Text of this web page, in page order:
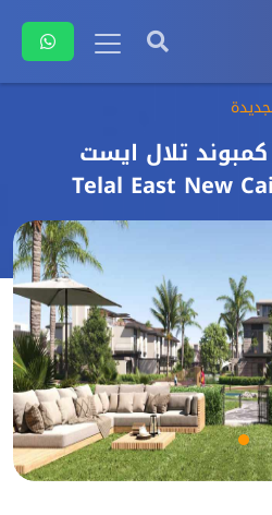
253م في كمبوند تلال ايست